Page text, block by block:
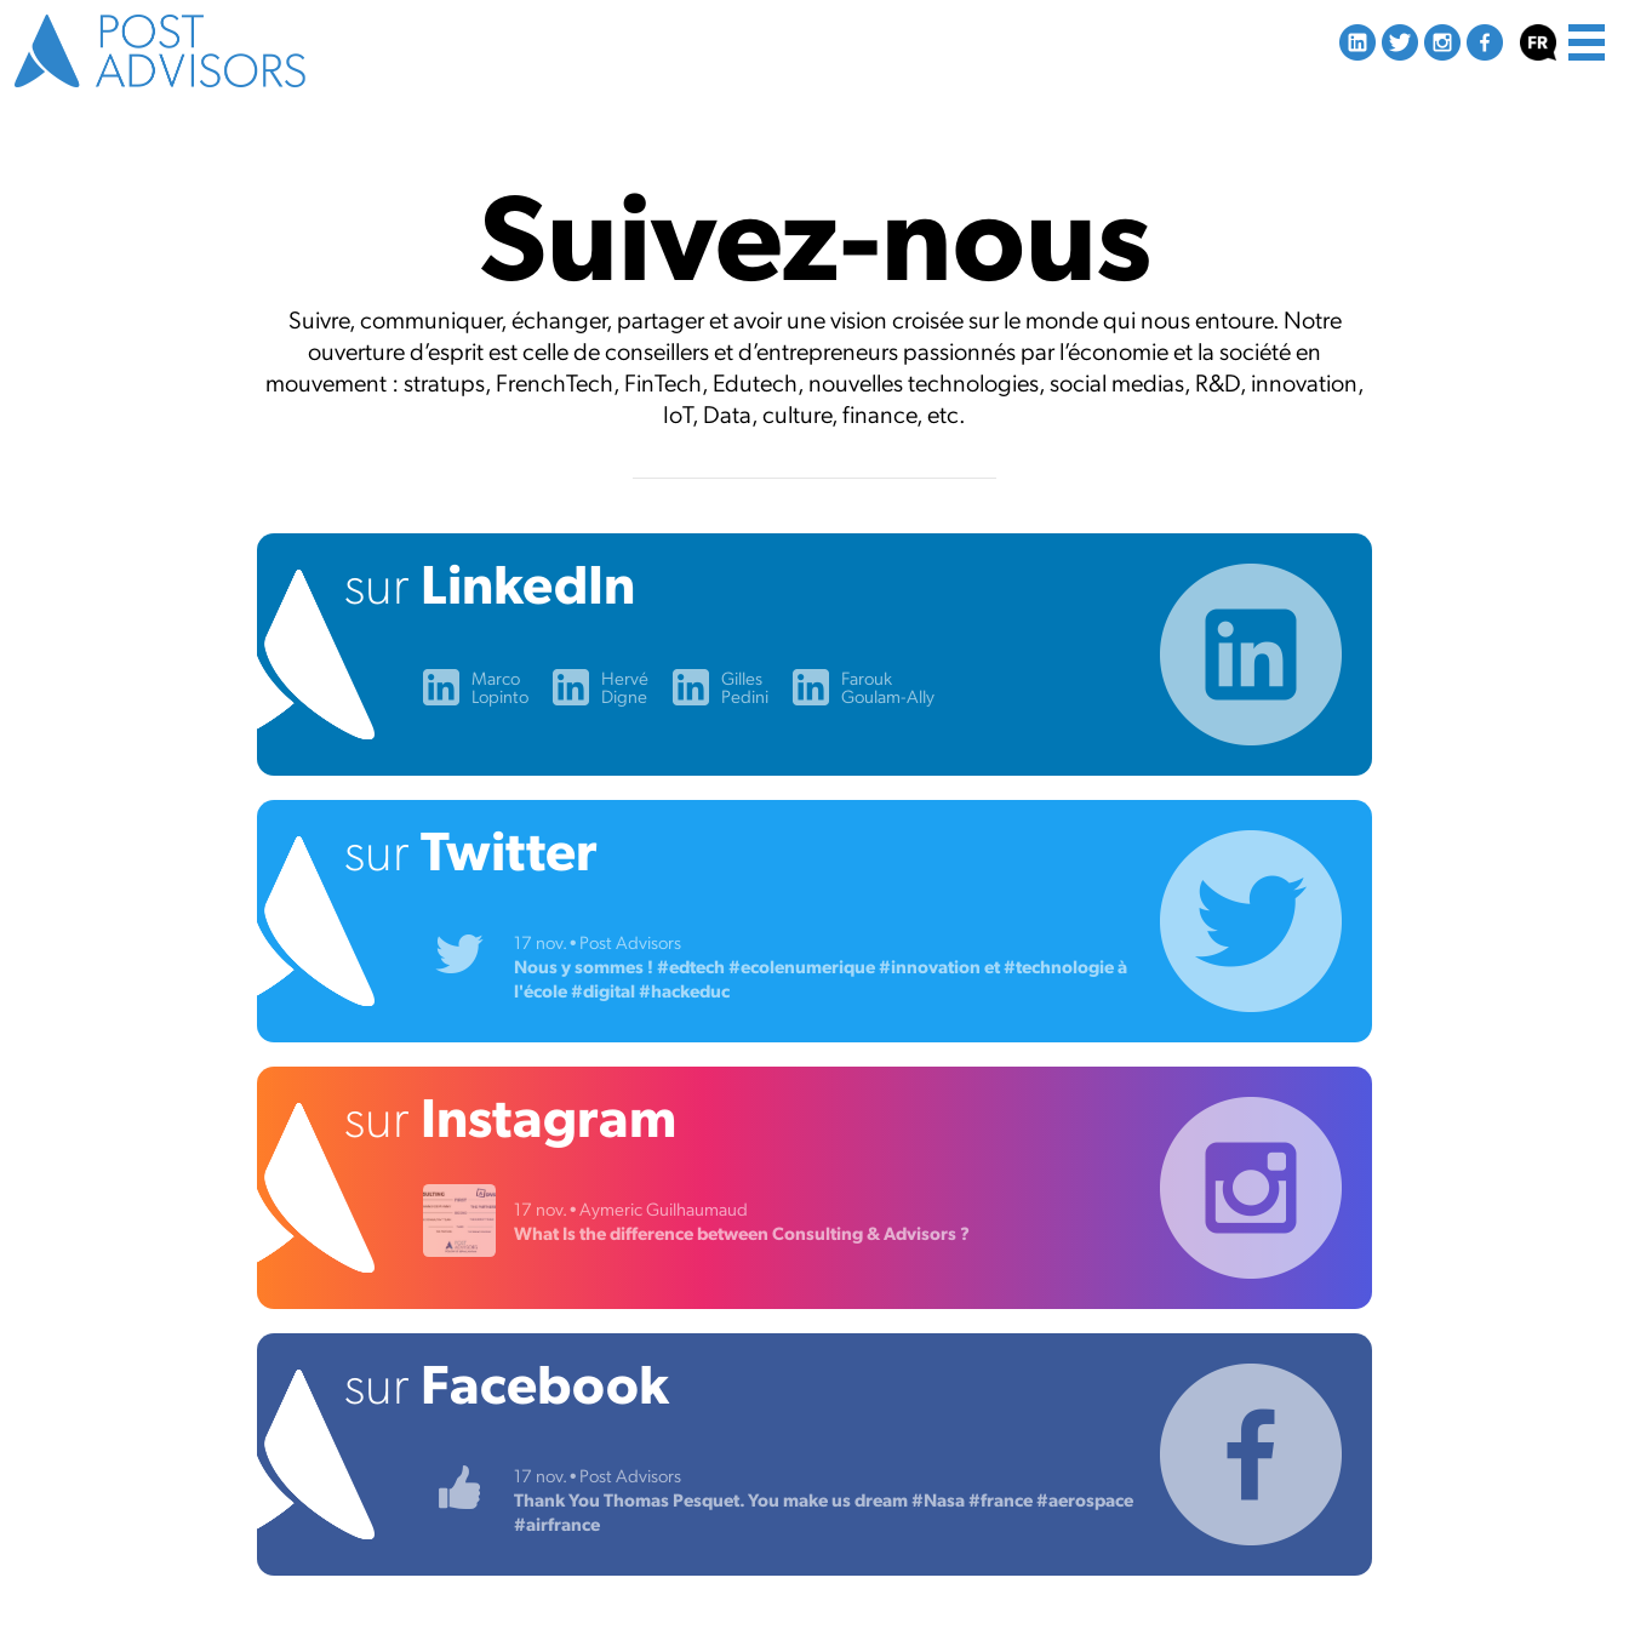
Suivez-nous
Suivre, communiquer, échanger, partager et avoir une vision croisée sur le monde qui nous entoure. Notre
ouverture d’esprit est celle de conseillers et d’entrepreneurs passionnés par l’économie et la société en
mouvement : stratups, FrenchTech, FinTech, Edutech, nouvelles technologies, social medias, R&D, innovation,
IoT, Data, culture, finance, etc.
sur LinkedIn
Marco
Lopinto
Hervé
Digne
Gilles
Pedini
Farouk
Goulam-Ally
surTwitter
17 nov. • Post Advisors
Nous y sommes ! #edtech #ecolenumerique #innovation et #technologie à
l'école #digital #hackeduc
sur Instagram
17 nov. • Aymeric Guilhaumaud
What Is the difference between Consulting & Advisors ?
sur Facebook
17 nov. • Post Advisors
Thank You Thomas Pesquet. You make us dream #Nasa #france #aerospace
#airfrance